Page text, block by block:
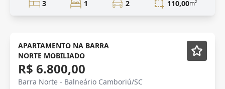
3 1 2 110,00m²
ANUAL Mobiliado
APARTAMENTO NA BARRA
NORTE MOBILIADO
R$ 6.800,00
Barra Norte - Balneário Camboriú/SC